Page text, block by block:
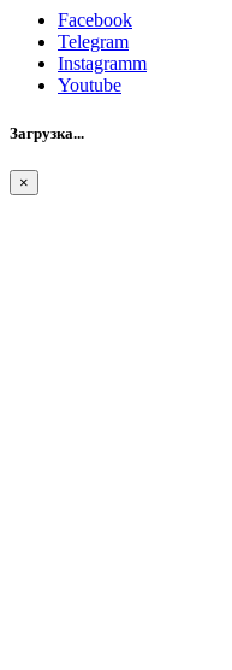
Facebook
Telegram
Instagramm
Youtube
Загрузка...
×